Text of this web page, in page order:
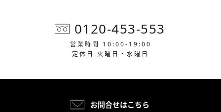
0120-453-553
営業時間 10:00-19:00
定休日 火曜日・水曜日
お問合せはこちら